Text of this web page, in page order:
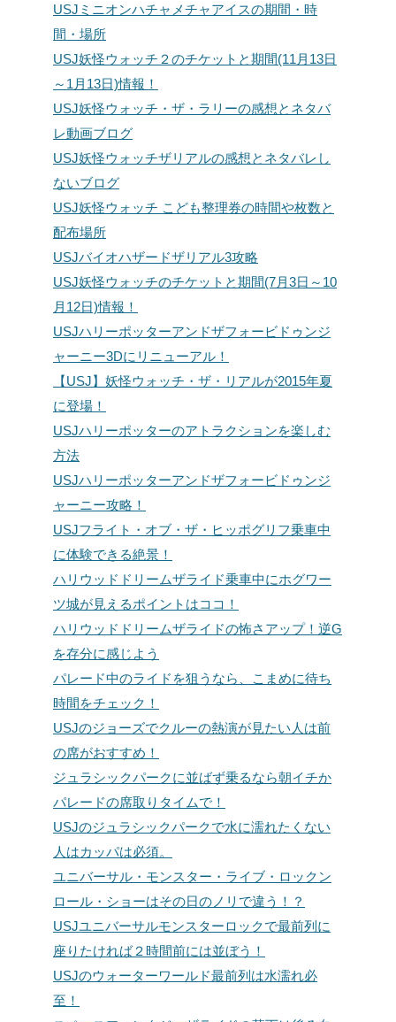
USJミニオンハチャメチャアイスの期間・時
間・場所
USJ妖怪ウォッチ２のチケットと期間(11月13日
～1月13日)情報！
USJ妖怪ウォッチ・ザ・ラリーの感想とネタバ
レ動画ブログ
USJ妖怪ウォッチザリアルの感想とネタバレし
ないブログ
USJ妖怪ウォッチ こども整理券の時間や枚数と
配布場所
USJバイオハザードザリアル3攻略
USJ妖怪ウォッチのチケットと期間(7月3日～10
月12日)情報！
USJハリーポッターアンドザフォービドゥンジ
ャーニー3Dにリニューアル！
【USJ】妖怪ウォッチ・ザ・リアルが2015年夏
に登場！
USJハリーポッターのアトラクションを楽しむ
方法
USJハリーポッターアンドザフォービドゥンジ
ャーニー攻略！
USJフライト・オブ・ザ・ヒッポグリフ乗車中
に体験できる絶景！
ハリウッドドリームザライド乗車中にホグワー
ツ城が見えるポイントはココ！
ハリウッドドリームザライドの怖さアップ！逆G
を存分に感じよう
パレード中のライドを狙うなら、こまめに待ち
時間をチェック！
USJのジョーズでクルーの熱演が見たい人は前
の席がおすすめ！
ジュラシックパークに並ばず乗るなら朝イチか
パレードの席取りタイムで！
USJのジュラシックパークで水に濡れたくない
人はカッパは必須。
ユニバーサル・モンスター・ライブ・ロックン
ロール・ショーはその日のノリで違う！？
USJユニバーサルモンスターロックで最前列に
座りたければ２時間前には並ぼう！
USJのウォーターワールド最前列は水濡れ必
至！